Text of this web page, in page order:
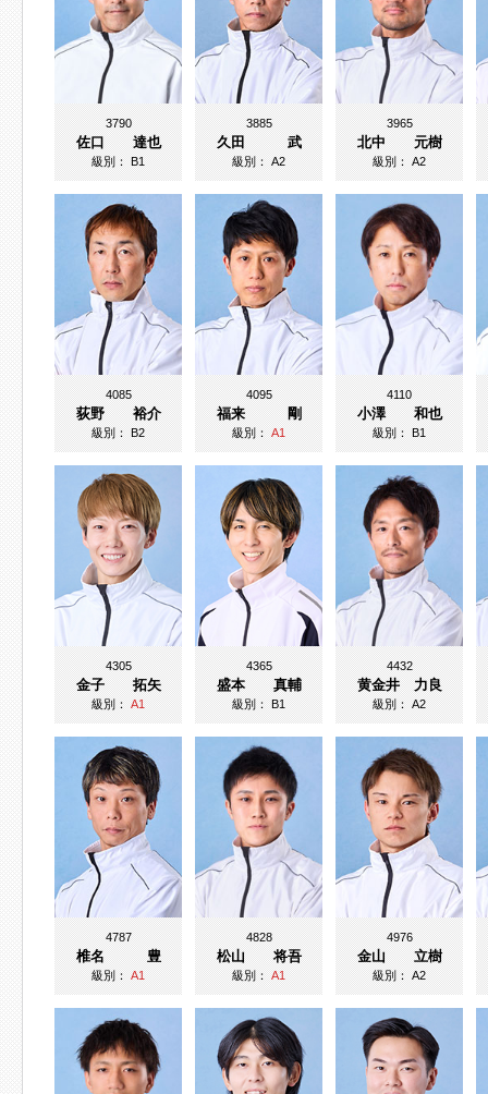
3790
佐口 達也
級別：B1
3885
久田 武
級別：A2
3965
北中 元樹
級別：A2
4085
荻野 裕介
級別：B2
4095
福来 剛
級別：A1
4110
小澤 和也
級別：B1
4305
金子 拓矢
級別：A1
4365
盛本 真輔
級別：B1
4432
黄金井 力良
級別：A2
4787
椎名 豊
級別：A1
4828
松山 将吾
級別：A1
4976
金山 立樹
級別：A2